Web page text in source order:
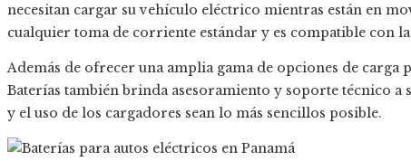
necesitan cargar su vehículo eléctrico mientras están en
cualquier toma de corriente estándar y es compatible con
Además de ofrecer una amplia gama de opciones de carga
Baterías también brinda asesoramiento y soporte técnico a
y el uso de los cargadores sean lo más sencillos posible.